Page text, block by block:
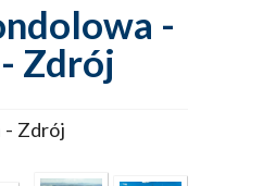
-
Zdrój
- Zdrój